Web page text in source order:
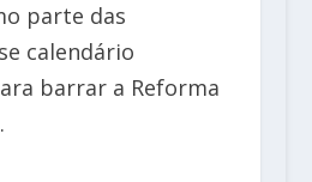
parte das
calendário
barrar a Reforma